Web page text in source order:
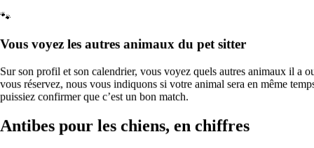
(OpenStreetMap, Open-Meteo).Mis à jour le 2026-06-29.
🏆
La ville la plus accueillante pour les chiens
🐾
Vous voyez les autres animaux du pet sitter
Sur son profil et son calendrier, vous voyez quels autres animaux il a
vous réservez, nous vous indiquons si votre animal sera en même
puissiez confirmer que c’est un bon match.
Antibes pour les chiens, en chiffres